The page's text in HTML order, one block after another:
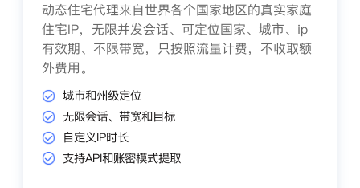
动态住宅代理来自世界各个国家地区的真实家庭
住宅IP，无限并发会话、可定位国家、城市、ip
有效期、不限带宽，只按照流量计费，不收取额
外费用。
城市和州级定位
无限会话、带宽和目标
自定义IP时长
支持API和账密模式提取